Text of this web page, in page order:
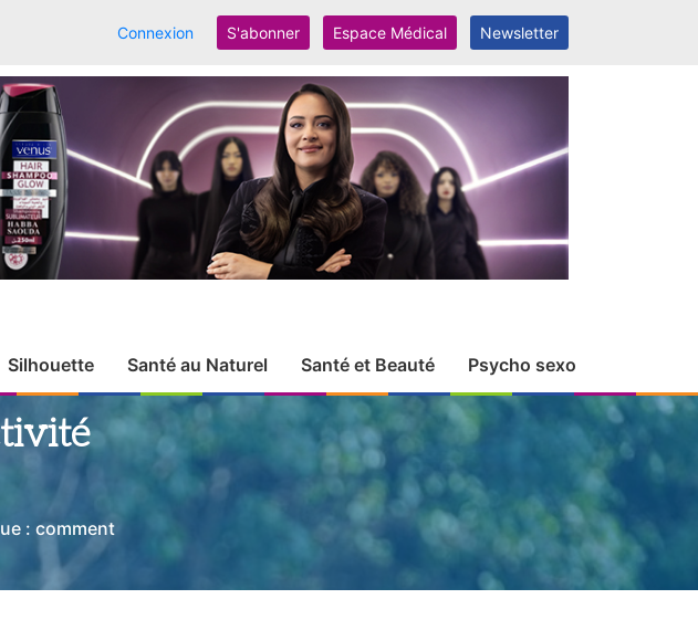
Connexion S'abonner Espace Médical Newsletter
Silhouette Santé au Naturel Santé et Beauté Psycho sexo
: comment